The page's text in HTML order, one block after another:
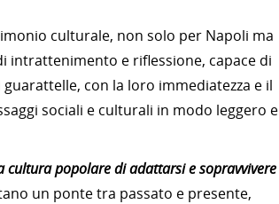
culturale, non solo per Napoli ma
intrattenimento e riflessione, capace di
con la loro immediatezza e il
sociali e culturali in modo leggero e
cultura popolare di adattarsi e sopravvivere
un ponte tra passato e presente,